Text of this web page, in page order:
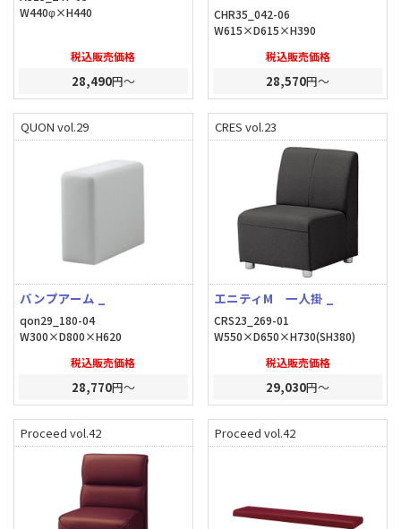
W440φ×H440
税込販売価格
28,490円～
CHR35_042-06
W615×D615×H390
税込販売価格
28,570円～
QUON vol.29
バンプアーム _
qon29_180-04
W300×D800×H620
税込販売価格
28,770円～
CRES vol.23
エニティM 一人掛 _
CRS23_269-01
W550×D650×H730(SH380)
税込販売価格
29,030円～
Proceed vol.42 Proceed vol.42